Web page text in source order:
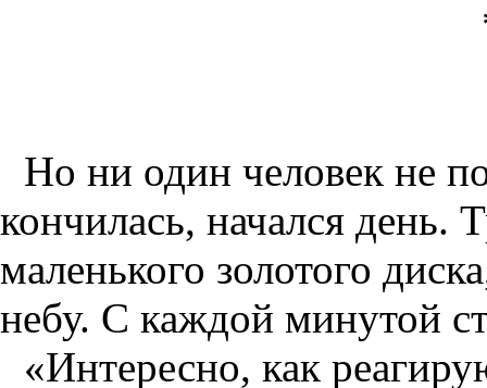
Но ни один человек не
кончилась, начался день.
маленького золотого
небу. С каждой минутой
«Интересно, как